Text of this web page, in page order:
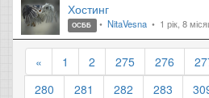
Хостинг
ОСББ NitaVesna 1 рік, 8
« 1 2 275 276
280
281 282 283